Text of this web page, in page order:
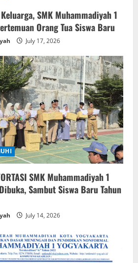
SMK Muhammadiyah 1
Orang Tua Siswa Baru
July 17, 2026
SMK Muhammadiyah 1
Sambut Siswa Baru Tahun
July 14, 2026